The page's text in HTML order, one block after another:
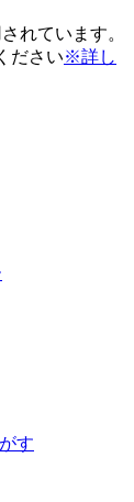
れています。
ださい※詳し
す